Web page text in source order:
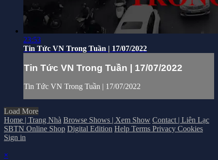
23:53
Tin Tức VN Trong Tuần | 17/07/2022
Tin Tức VN Trong Tuần | 17/07/2022
Tin Tức VN Trong Tuần | 17/07/2022
Load More
Home | Trang Nhà Browse Shows | Xem Show Contact | Liên Lạc
SBTN Online Shop Digital Edition Help Terms Privacy Cookies
Sign in
×